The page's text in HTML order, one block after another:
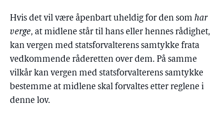
Hvis det vil være åpenbart uheldig for den som har
verge, at midlene står til hans eller hennes rådighet,
kan vergen med statsforvalterens samtykke frata
vedkommende råderetten over dem. På samme
vilkår kan vergen med statsforvalterens samtykke
bestemme at midlene skal forvaltes etter reglene i
denne lov.